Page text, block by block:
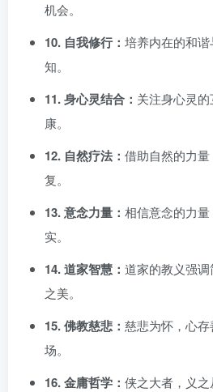
机会。
10. 自我修行： 培养内在的和
知。
11. 身心灵结合： 关注身心灵
康。
12. 自然疗法： 借助自然的力
复。
13. 意念力量： 相信意念的力
实。
14. 道家智慧： 道家的教义强
之美。
15. 佛教慈悲： 慈悲为怀，心
场。
16. 金庸哲学： 侠之大者，义